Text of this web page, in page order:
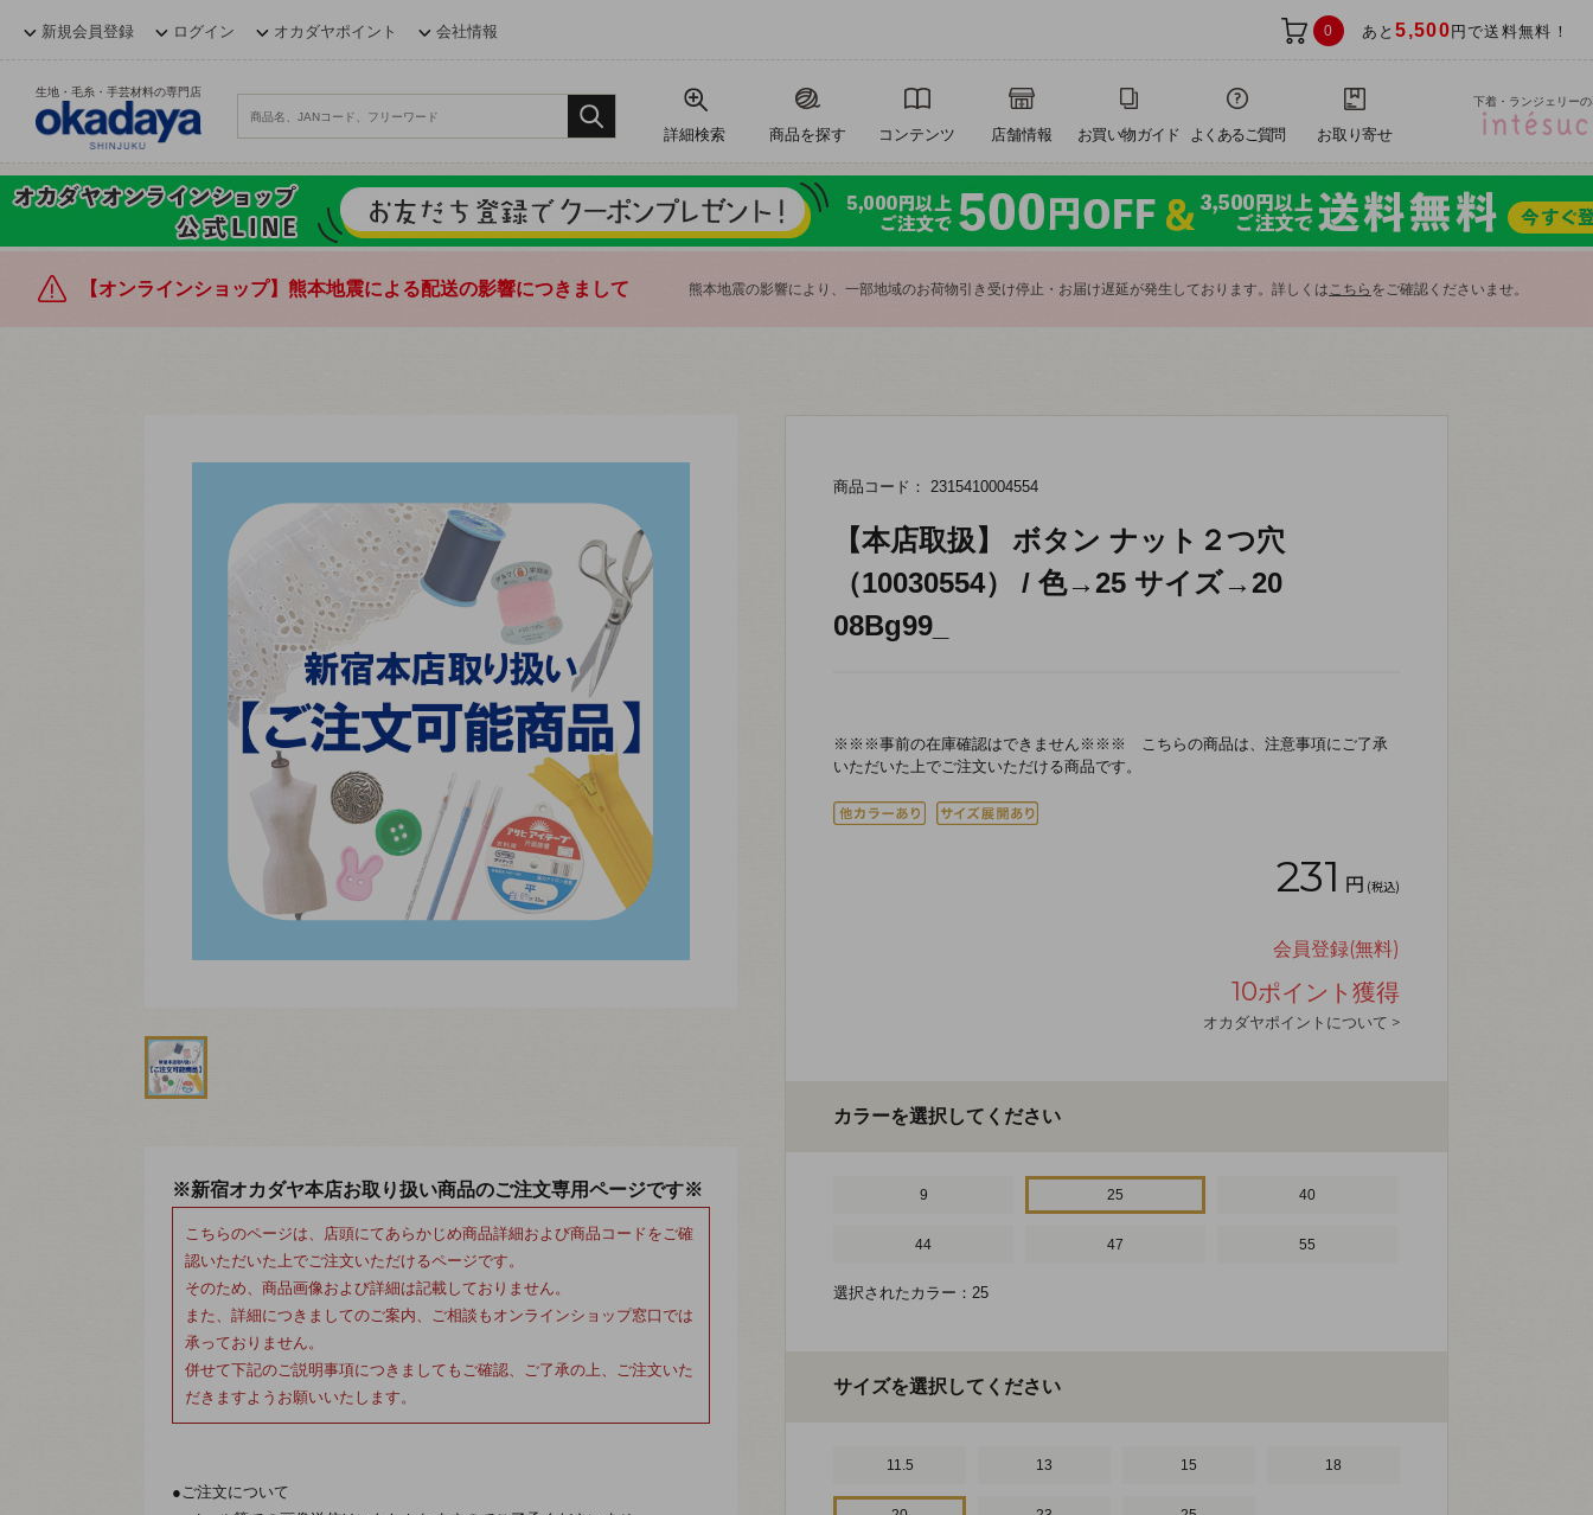
新規会員登録 ログイン オカダヤポイント 会社情報 0 あと5,500 円で送料無料！
生地・毛糸・手芸材料の専門店
詳細検索 商品を探す コンテンツ 店舗情報 お買い物ガイド よくあるご質問 お取り寄せ
下着・ランジェリー
【オンラインショップ】熊本地震による配送の影響につきまして 熊本地震の影響により、一部地域のお荷物引き受け停止・お届け遅延が発生しております。詳しくはこちら をご確認くださいませ。
※新宿オカダヤ本店お取り扱い商品のご注文専用ページです※
こちらのページは、店頭にてあらかじめ商品詳細および商品コードをご確
認いただいた上でご注文いただけるページです。
そのため、商品画像および詳細は記載しておりません。
また、詳細につきましてのご案内、ご相談もオンラインショップ窓口では
承っておりません。
併せて下記のご説明事項につきましてもご確認、ご了承の上、ご注文いた
だきますようお願いいたします。
●ご注文について
商品コード： 2315410004554
【本店取扱】 ボタン ナット２つ穴
（10030554） / 色→25 サイズ→20
08Bg99_
※※※事前の在庫確認はできません※※※ こちらの商品は、注意事項にご了承
いただいた上でご注文いただける商品です。
231 円 (税込)
会員登録(無料)
10ポイント獲得
オカダヤポイントについて >
カラーを選択してください
9 25 40
44 47 55
選択されたカラー：25
サイズを選択してください
11.5 13 15 18